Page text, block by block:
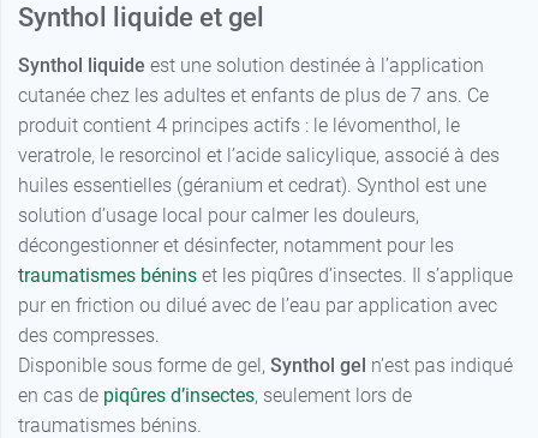
Synthol liquide et gel
Synthol liquide est une solution destinée à l’application
cutanée chez les adultes et enfants de plus de 7 ans. Ce
produit contient 4 principes actifs : le lévomenthol, le
veratrole, le resorcinol et l’acide salicylique, associé à des
huiles essentielles (géranium et cedrat). Synthol est une
solution d’usage local pour calmer les douleurs,
décongestionner et désinfecter, notamment pour les
traumatismes bénins et les piqûres d’insectes. Il s’applique
pur en friction ou dilué avec de l’eau par application avec
des compresses.
Disponible sous forme de gel, Synthol gel n’est pas indiqué
en cas de piqûres d’insectes, seulement lors de
traumatismes bénins.